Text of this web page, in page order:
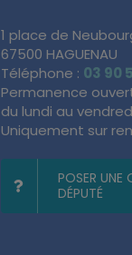
1 place de
67500 HAGUENAU
Téléphone : 03 90
Permanence
du lundi au
Uniquement sur
POSER UNE
DÉPUTÉ